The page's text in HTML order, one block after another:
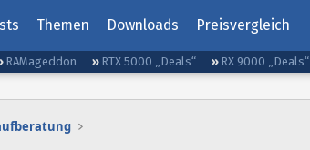
Themen Downloads Preisvergleich
RAMageddon RTX 5000 „Deals“ RX 9000 „Deals“